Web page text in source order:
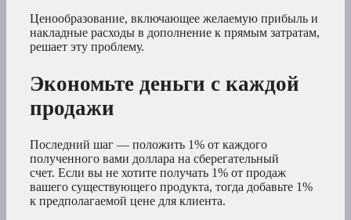
Ценообразование, включающее желаемую прибыль и
накладные расходы в дополнение к прямым затратам,
решает эту проблему.
Экономьте деньги с каждой
продажи
Последний шаг — положить 1% от каждого
полученного вами доллара на сберегательный
счет. Если вы не хотите получать 1% от продаж
вашего существующего продукта, тогда добавьте 1%
к предполагаемой цене для клиента.